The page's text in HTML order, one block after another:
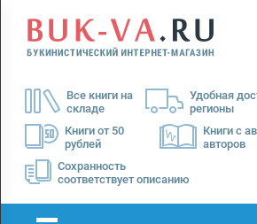
Все книги на
складе
Удобная
регионы
Книги от 50
рублей
Книги с
авторов
Сохранность
соответствует описанию
Menu
Доставка
Оплата